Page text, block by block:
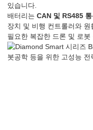
있습니다.
배터리는 CAN 및 RS485
장치 및 비행 컨트롤러와
필요한 복잡한 드론 및 로